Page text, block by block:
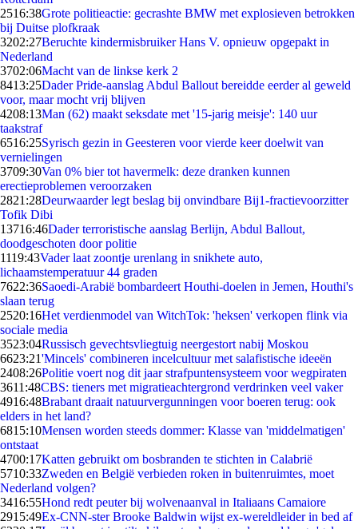
2516:38Grote politieactie: gecrashte BMW met explosieven betrokken
bij Duitse plofkraak
3202:27Beruchte kindermisbruiker Hans V. opnieuw opgepakt in
Nederland
3702:06Macht van de linkse kerk 2
8413:25Dader Pride-aanslag Abdul Ballout bereidde eerder al geweld
voor, maar mocht vrij blijven
4208:13Man (62) maakt seksdate met '15-jarig meisje': 140 uur
taakstraf
6516:25Syrisch gezin in Geesteren voor vierde keer doelwit van
vernielingen
3709:30Van 0% bier tot havermelk: deze dranken kunnen
erectieproblemen veroorzaken
2821:28Deurwaarder legt beslag bij onvindbare Bij1-fractievoorzitter
Tofik Dibi
13716:46Dader terroristische aanslag Berlijn, Abdul Ballout,
doodgeschoten door politie
1119:43Vader laat zoontje urenlang in snikhete auto,
lichaamstemperatuur 44 graden
7622:36Saoedi-Arabië bombardeert Houthi-doelen in Jemen, Houthi's
slaan terug
2520:16Het verdienmodel van WitchTok: 'heksen' verkopen flink via
sociale media
3523:04Russisch gevechtsvliegtuig neergestort nabij Moskou
6623:21'Mincels' combineren incelcultuur met salafistische ideeën
2408:26Politie voert nog dit jaar strafpuntensysteem voor wegpiraten
3611:48CBS: tieners met migratieachtergrond verdrinken veel vaker
4916:48Brabant draait natuurvergunningen voor boeren terug: ook
elders in het land?
6815:10Mensen worden steeds dommer: Klasse van 'middelmatigen'
ontstaat
4700:17Katten gebruikt om bosbranden te stichten in Calabrië
5710:33Zweden en België verbieden roken in buitenruimtes, moet
Nederland volgen?
3416:55Hond redt peuter bij wolvenaanval in Italiaans Camaiore
2915:49Ex-CNN-ster Brooke Baldwin wijst ex-wereldleider in bed af